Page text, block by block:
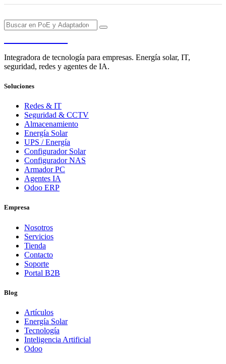
Integradora de tecnología para empresas. Energía solar, IT,
seguridad, redes y agentes de IA.
Soluciones
Redes & IT
Seguridad & CCTV
Almacenamiento
Energía Solar
UPS / Energía
Configurador Solar
Configurador NAS
Armador PC
Agentes IA
Odoo ERP
Empresa
Nosotros
Servicios
Tienda
Contacto
Soporte
Portal B2B
Blog
Artículos
Energía Solar
Tecnología
Inteligencia Artificial
Odoo